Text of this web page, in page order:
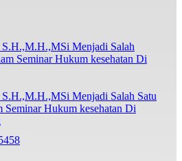
Menjadi Salah Satu
Seminar Hukum kesehatan Di